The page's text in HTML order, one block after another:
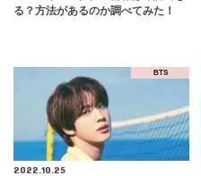
る？方法があるのか調べてみた！
BTS
2022.10.25